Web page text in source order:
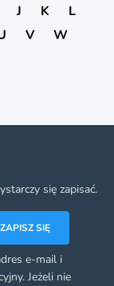
J K
L
V
W
się zapisać.
ZAPISZ SIĘ
e-mail i
Jeżeli nie